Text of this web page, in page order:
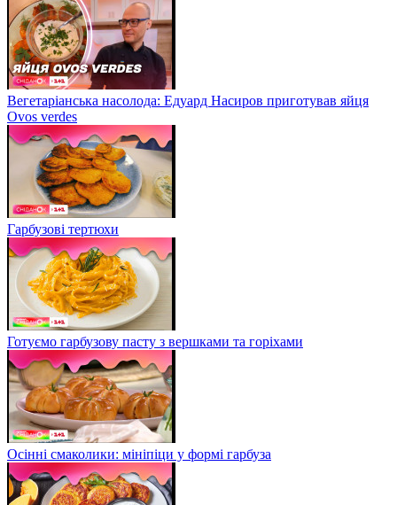
Вегетаріанська насолода: Едуард Насиров приготував яйця
Ovos verdes
Гарбузові тертюхи
Готуємо гарбузову пасту з вершками та горіхами
Осінні смаколики: мініпіци у формі гарбуза